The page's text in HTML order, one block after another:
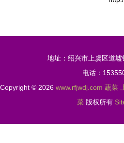
地址：绍兴市上虞区道
电话：
Copyright © 2026 www.rfjwdj.com 蔬菜
菜 版权所有